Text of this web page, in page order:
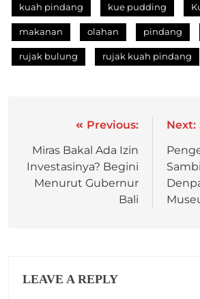
kuah pindang kue pudding
makanan olahan pindang
rujak bulung rujak kuah pindang
Previous:
Miras Bakal Ada Izin
Investasinya? Begini
Menurut Gubernur
Bali
Next:
LEAVE A REPLY